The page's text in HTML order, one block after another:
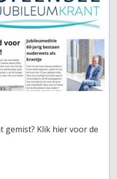
gemist? Klik hier voor de